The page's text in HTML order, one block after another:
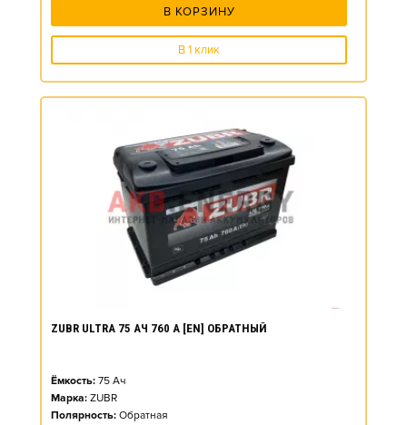
В КОРЗИНУ
В 1 клик
ZUBR ULTRA 75 АЧ 760 А [EN] ОБРАТНЫЙ
Ёмкость: 75 Ач
Марка: ZUBR
Полярность: Обратная